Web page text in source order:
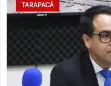
TARAPACÁ